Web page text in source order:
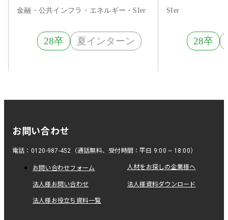
金融・公共インフラ・エネルギー・SIer
28卒 夏インターン
SIer
28卒
お問い合わせ
電話：0120-987-452（通話無料、受付時間：平日 9:00 ~ 18:00）
お問い合わせフォーム 人材をお探しの企業様へ
法人様お問い合わせ 法人様資料ダウンロード
法人様お役立ち資料一覧